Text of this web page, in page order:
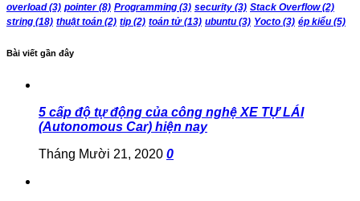
overload(3) pointer(8) Programming (3) security (3) Stack Overflow(2)
string (18) thuật toán (2) tip (2) toán tử(13) ubuntu (3) Yocto (3) ép kiểu (5)
Bài viết gần đây
5 cấp độ tự động của công nghệ XE TỰ LÁI
(Autonomous Car) hiện nay
Tháng Mười 21, 2020 0